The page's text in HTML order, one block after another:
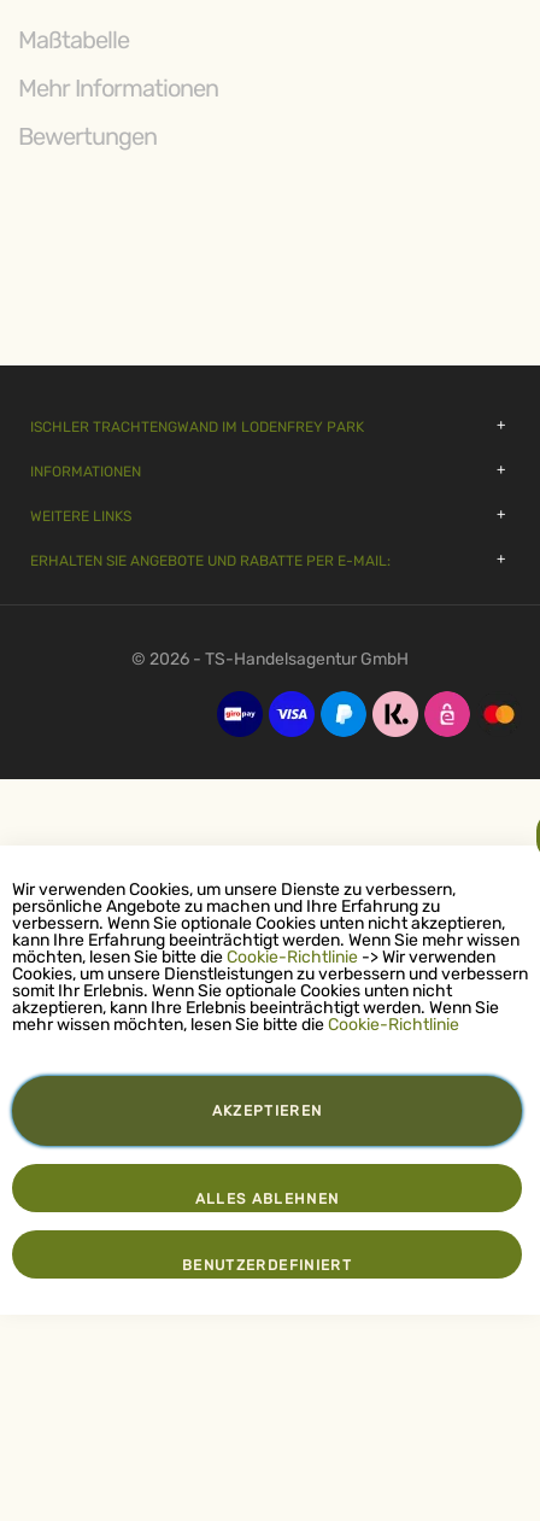
Maßtabelle
Mehr Informationen
Bewertungen
ISCHLER TRACHTENGWAND IM LODENFREY PARK
INFORMATIONEN
WEITERE LINKS
ERHALTEN SIE ANGEBOTE UND RABATTE PER E-MAIL:
© 2026 - TS-Handelsagentur GmbH
Wir verwenden Cookies, um unsere Dienste zu verbessern,
persönliche Angebote zu machen und Ihre Erfahrung zu
verbessern. Wenn Sie optionale Cookies unten nicht akzeptieren,
kann Ihre Erfahrung beeinträchtigt werden. Wenn Sie mehr wissen
möchten, lesen Sie bitte dieCookie-Richtlinie -> Wir verwenden
Cookies, um unsere Dienstleistungen zu verbessern und verbessern
somit Ihr Erlebnis. Wenn Sie optionale Cookies unten nicht
akzeptieren, kann Ihre Erlebnis beeinträchtigt werden. Wenn Sie
mehr wissen möchten, lesen Sie bitte dieCookie-Richtlinie
AKZEPTIEREN
BENUTZERDEFINIERT
ALLES ABLEHNEN